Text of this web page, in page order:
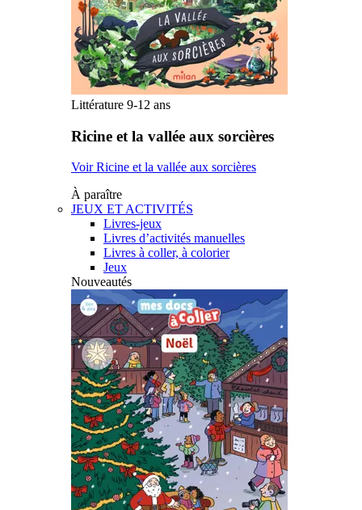
Littérature 9-12 ans
Ricine et la vallée aux sorcières
Voir Ricine et la vallée aux sorcières
À paraître
JEUX ET ACTIVITÉS
Livres-jeux
Livres d’activités manuelles
Livres à coller, à colorier
Jeux
Nouveautés